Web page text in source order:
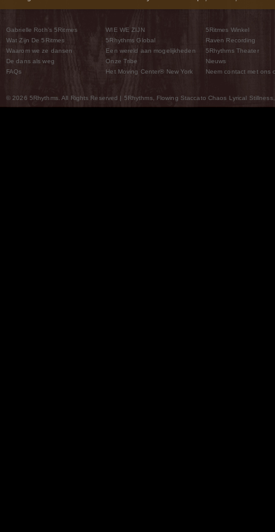
Gabrielle Roth’s 5Ritmes
Wat Zijn De 5Ritmes
Waarom we ze dansen
De dans als weg
FAQs
WIE WE ZIJN
5Rhythms Global
Een wereld aan mogelijkheden
Onze Tribe
Het Moving Center® New York
5Ritmes Winkel
Raven Recording
5Rhythms Theater
Nieuws
Neem contact met ons
© 2026 5Rhythms. All Rights Reserved | 5Rhythms, Flowing Staccato Chaos Lyrical